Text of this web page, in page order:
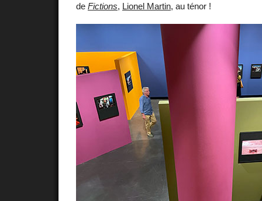
de Fictions, Lionel Martin, au ténor !